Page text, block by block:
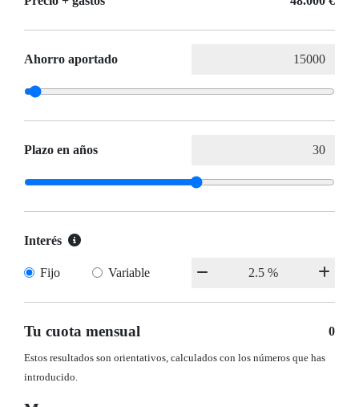
Ahorro aportado
Plazo en años
Interés
Fijo Variable
Tu cuota mensual 0
Estos resultados son orientativos, calculados con los números que has
introducido.